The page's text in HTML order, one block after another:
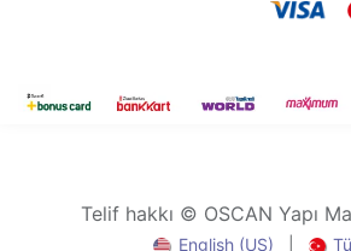
Telif hakkı © OSCAN Yapı
English (US)